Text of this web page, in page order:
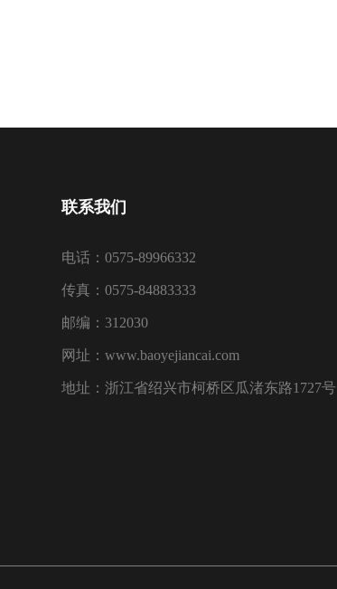
联系我们
电话：0575-89966332
传真：0575-84883333
邮编：312030
网址：www.baoyejiancai.com
地址：浙江省绍兴市柯桥区瓜渚东路1727号